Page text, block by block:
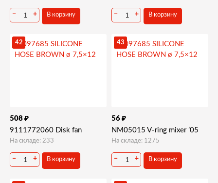
− + В корзину − + В корзину
42
508 ₽
9111772060 Disk fan
На складе: 233
− + В корзину
43
56 ₽
NM05015 V-ring mixer ’05
На складе: 1275
− + В корзину